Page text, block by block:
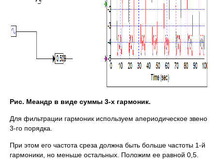
Рис. Меандр в виде суммы 3-х гармоник.
Для фильтрации гармоник используем апериодическое звено
3-го порядка.
При этом его частота среза должна быть больше частоты 1-й
гармоники, но меньше остальных. Положим ее равной 0,5.